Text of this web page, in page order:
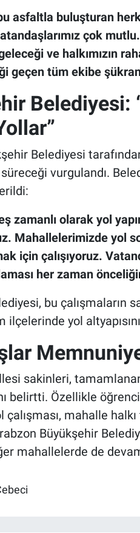
asfaltla buluşturan
çok
ve halkımızın
geçen tüm ekibe
Belediyesi:
Belediyesi
süreceği vurgulandı.
zamanlı olarak yol
Mahallelerimizde yol
için çalışıyoruz.
her zaman
bu çalışmaların
ilçelerinde yol
sakinleri,
belirtti. Özellikle
çalışması, mahalle
Büyükşehir
mahallelerde de